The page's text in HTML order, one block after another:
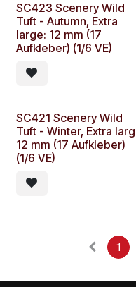
SC423 Scenery Wild
Tuft - Autumn, Extra
large: 12 mm (17
Aufkleber) (1/6 VE)
SC421 Scenery Wild
Tuft - Winter, Extra
12 mm (17 Aufkleber)
(1/6 VE)
1